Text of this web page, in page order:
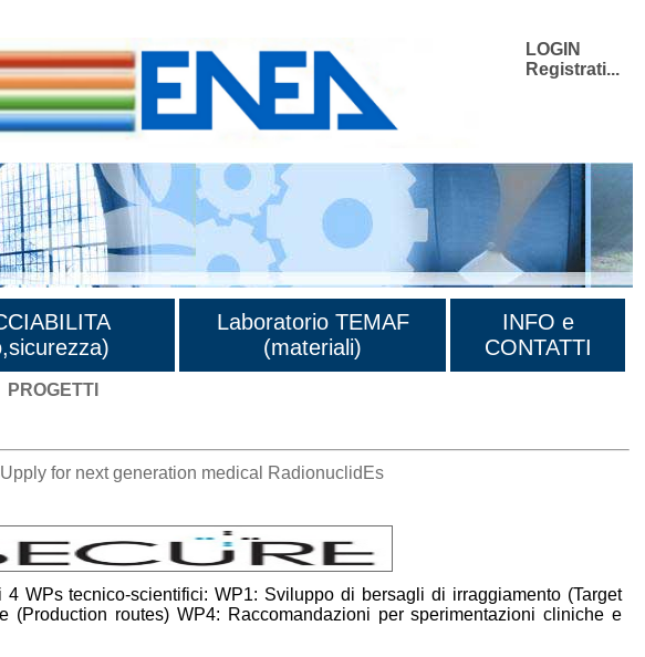
LOGIN
Registrati...
Laboratorio TEMAF
(materiali)
INFO e
CONTATTI
PROGETTI
for next generation medical RadionuclidEs
4 WPs tecnico-scientifici: WP1: Sviluppo di bersagli di irraggiamento (Target
(Production routes) WP4: Raccomandazioni per sperimentazioni cliniche e